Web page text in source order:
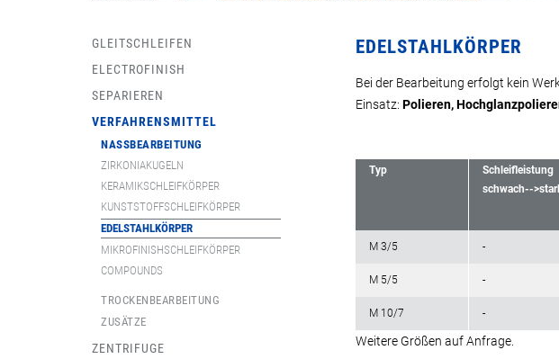
GLEITSCHLEIFEN
ELECTROFINISH
SEPARIEREN
VERFAHRENSMITTEL
NASSBEARBEITUNG
ZIRKONIAKUGELN
KERAMIKSCHLEIFKÖRPER
KUNSTSTOFFSCHLEIFKÖRPER
EDELSTAHLKÖRPER
MIKROFINISHSCHLEIFKÖRPER
COMPOUNDS
TROCKENBEARBEITUNG
ZUSÄTZE
ZENTRIFUGE
EDELSTAHLKÖRPER
Bei der Bearbeitung erfolgt kein
Einsatz: Polieren,
Typ
Schleifleistung
schwach--
M 3/5 -
M 5/5 -
M 10/7 -
Weitere Größen auf Anfrage.